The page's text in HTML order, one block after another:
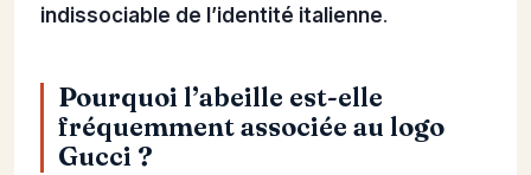
indissociable de l’identité italienne.
Pourquoi l’abeille est-elle
fréquemment associée au logo
Gucci ?